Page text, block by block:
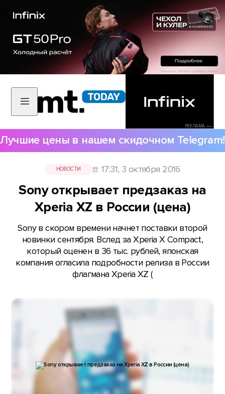
РЕКЛАМА •••
Лучшие цены в нашем скидочном Telegram!
НОВОСТИ 17:31, 3 октября 2016
Sony открывает предзаказ на
Xperia XZ в России (цена)
Sony в скором времени начнет поставки второй
новинки сентября. Вслед за Xperia X Compact,
который оценен в 36 тыс. рублей, японская
компания огласила подробности релиза в России
флагмана Xperia XZ (